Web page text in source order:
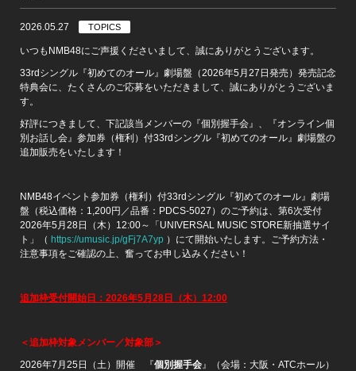
2026.05.27 TOPICS
いつもNMB48にご声援くださいまして、誠にありがとうございます。
33rdシングル『初めてのオール』劇場盤（2026年5月27日発売）発売記念
特典会に、たくさんのご応募をいただきまして、誠にありがとうございま
す。
好評につきまして、下記該当メンバーの『個別握手会』、『オンライン個
別お話し会』参加券（権利）付33rdシングル『初めてのオール』劇場盤の
追加販売をいたします！
NMB48イベント参加券（権利）付33rdシングル『初めてのオール』劇場
盤（税込価格：1,200円／品番：PDCS-5027）のご予約は、第6次受付
2026年5月28日（木）12:00～「UNIVERSAL MUSIC STORE新抽選サイ
ト」（ https://umusic.jp/gFj7A7yp ）にて開始いたします。ご予約方法・
注意事項をご確認の上、奮ってお申し込みください！
追加枠受付開始日： 2026年5月28日 （木） 12:00
＜追加枠対象メンバー／対象部＞
2026年7月25日（土）開催 『個別握手会 』（会場：大阪・ATCホール）